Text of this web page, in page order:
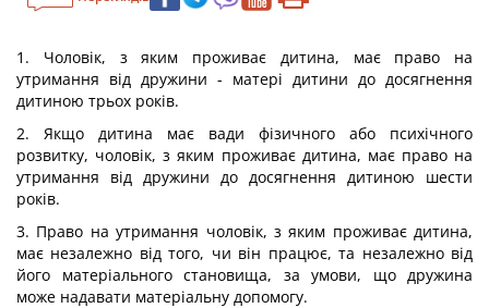
1. Чоловік, з яким проживає дитина, має право на
утримання від дружини - матері дитини до досягнення
дитиною трьох років.
2. Якщо дитина має вади фізичного або психічного
розвитку, чоловік, з яким проживає дитина, має право на
утримання від дружини до досягнення дитиною шести
років.
3. Право на утримання чоловік, з яким проживає дитина,
має незалежно від того, чи він працює, та незалежно від
його матеріального становища, за умови, що дружина
може надавати матеріальну допомогу.